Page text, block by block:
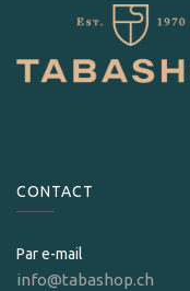
CONTACT
Par e-mail
info@tabashop.ch